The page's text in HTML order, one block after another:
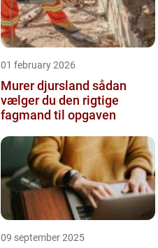
01 february 2026
Murer djursland sådan
vælger du den rigtige
fagmand til opgaven
09 september 2025